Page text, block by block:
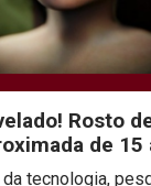
Rosto
de 15